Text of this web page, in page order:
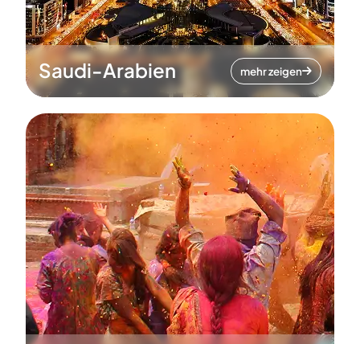
Saudi-Arabien mehr zeigen